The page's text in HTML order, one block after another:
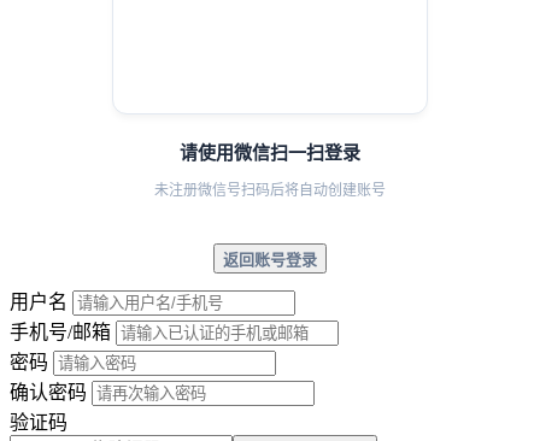
请使用微信扫一扫登录
未注册微信号扫码后将自动创建账号
返回账号登录
用户名
手机号/邮箱
密码
确认密码
验证码